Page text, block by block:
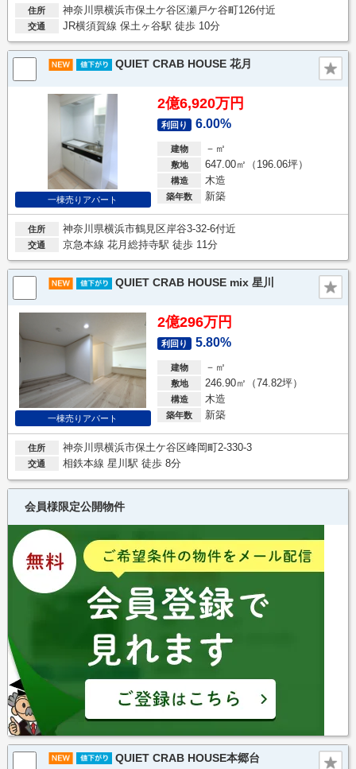
住所 神奈川県横浜市保土ケ谷区瀬戸ケ谷町126付近
交通 JR横須賀線 保土ヶ谷駅 徒歩 10分
QUIET CRAB HOUSE 花月
一棟売りアパート
2億6,920万円
利回り 6.00%
建物 －㎡
敷地 647.00㎡（196.06坪）
構造 木造
築年数 新築
住所 神奈川県横浜市鶴見区岸谷3-32-6付近
交通 京急本線 花月総持寺駅 徒歩 11分
QUIET CRAB HOUSE mix 星川
一棟売りアパート
2億296万円
利回り 5.80%
建物 －㎡
敷地 246.90㎡（74.82坪）
構造 木造
築年数 新築
住所 神奈川県横浜市保土ケ谷区峰岡町2-330-3
交通 相鉄本線 星川駅 徒歩 8分
会員様限定公開物件
QUIET CRAB HOUSE本郷台